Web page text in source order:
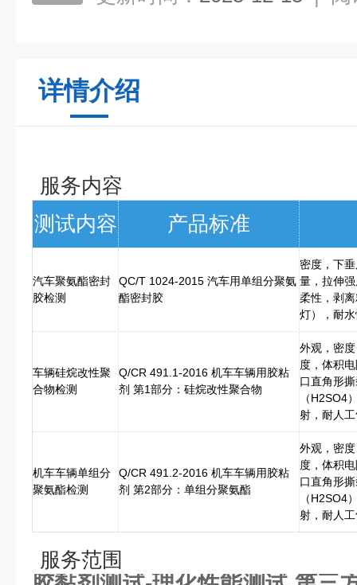
详情介绍
服务内容
测试内容
产品标准
汽车聚氨酯密封
胶检测
QC/T 1024-2015 汽车用单组分聚氨
酯密封胶
密度，下
量，拉伸
柔性，剥
灯），耐
车辆硅烷改性聚
合物检测
Q/CR 491.1-2016 机车车辆用胶粘
剂 第1部分：硅烷改性聚合物
外观，密
度，体积
口直角形
（H2SO4
射，耐人
机车车辆单组分
聚氨酯检测
Q/CR 491.2-2016 机车车辆用胶粘
剂 第2部分：单组分聚氨酯
外观，密
度，体积
口直角形
（H2SO4
射，耐人
服务范围